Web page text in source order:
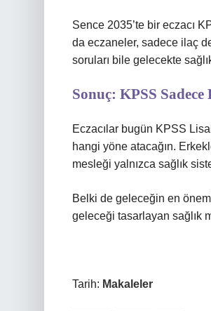
Sence 2035’te bir eczacı
da eczaneler, sadece ilaç
soruları bile gelecekte
Sonuç: KPSS
Eczacılar bugün KPSS
hangi yöne atacağın.
mesleği yalnızca sağlık
Belki de geleceğin en
geleceği tasarlayan sağlık
Tarih: Makaleler